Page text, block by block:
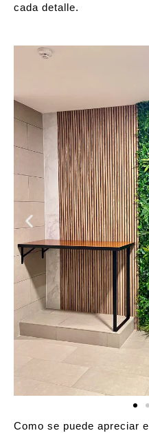
cada detalle.
Como se puede apreciar